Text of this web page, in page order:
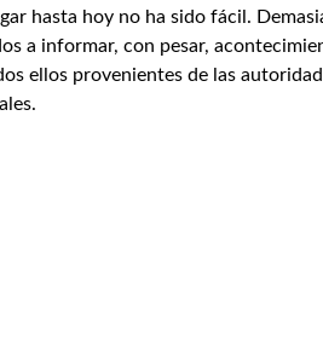
hasta hoy no ha sido fácil.
a informar, con pesar,
ellos provenientes de las